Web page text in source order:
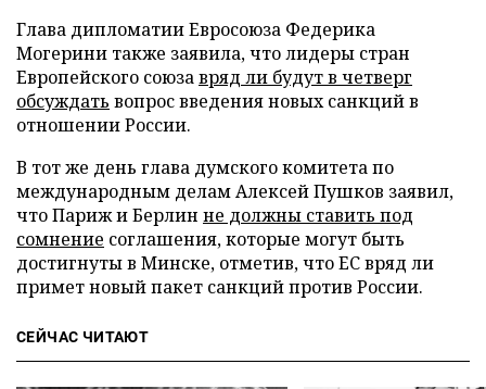
Глава дипломатии Евросоюза Федерика
Могерини также заявила, что лидеры стран
Европейского союзавряд ли будут в четверг
обсуждать вопрос введения новых санкций в
отношении России.
В тот же день глава думского комитета по
международным делам Алексей Пушков заявил,
что Париж и Берлин не должны ставить под
сомнение соглашения, которые могут быть
достигнуты в Минске, отметив, что ЕС вряд ли
примет новый пакет санкций против России.
СЕЙЧАС ЧИТАЮТ